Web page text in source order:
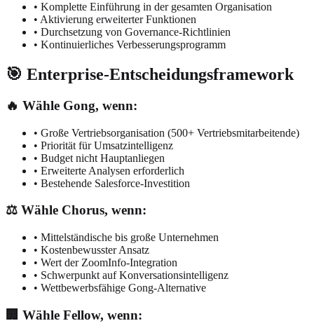
• Komplette Einführung in der gesamten Organisation
• Aktivierung erweiterter Funktionen
• Durchsetzung von Governance-Richtlinien
• Kontinuierliches Verbesserungsprogramm
🎯 Enterprise-Entscheidungsframework
🔥 Wähle Gong, wenn:
• Große Vertriebsorganisation (500+ Vertriebsmitarbeitende)
• Priorität für Umsatzintelligenz
• Budget nicht Hauptanliegen
• Erweiterte Analysen erforderlich
• Bestehende Salesforce-Investition
⚖️ Wähle Chorus, wenn:
• Mittelständische bis große Unternehmen
• Kostenbewusster Ansatz
• Wert der ZoomInfo-Integration
• Schwerpunkt auf Konversationsintelligenz
• Wettbewerbsfähige Gong-Alternative
🏢 Wähle Fellow, wenn: